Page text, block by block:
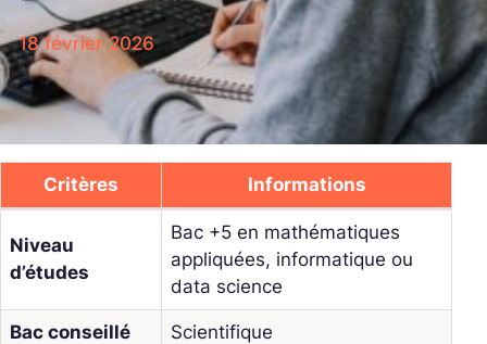
18 février 2026
Critères Informations
Niveau
d’études
Bac +5 en mathématiques
appliquées, informatique ou
data science
Bac conseillé Scientifique